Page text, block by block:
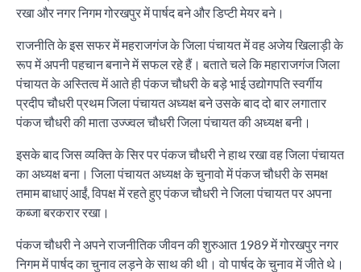
रखा और नगर निगम गोरखपुर में पार्षद बने और डिप्टी मेयर बने।
राजनीति के इस सफर में महराजगंज के जिला पंचायत में वह अजेय खिलाड़ी के
रूप में अपनी पहचान बनाने में सफल रहे हैं। बताते चले कि महाराजगंज जिला
पंचायत के अस्तित्व में आते ही पंकज चौधरी के बड़े भाई उद्योगपति स्वर्गीय
प्रदीप चौधरी प्रथम जिला पंचायत अध्यक्ष बने उसके बाद दो बार लगातार
पंकज चौधरी की माता उज्ज्वल चौधरी जिला पंचायत की अध्यक्ष बनी।
इसके बाद जिस व्यक्ति के सिर पर पंकज चौधरी ने हाथ रखा वह जिला पंचायत
का अध्यक्ष बना। जिला पंचायत अध्यक्ष के चुनावो में पंकज चौधरी के समक्ष
तमाम बाधाएं आईं, विपक्ष में रहते हुए पंकज चौधरी ने जिला पंचायत पर अपना
कब्जा बरकरार रखा।
पंकज चौधरी ने अपने राजनीतिक जीवन की शुरुआत 1989 में गोरखपुर नगर
निगम में पार्षद का चुनाव लड़ने के साथ की थी। वो पार्षद के चुनाव में जीते थे।